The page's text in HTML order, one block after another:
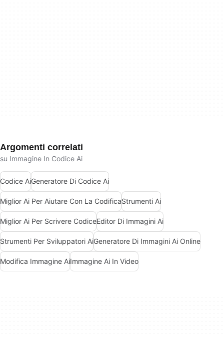
Argomenti correlati
su Immagine In Codice Ai
Codice AiGeneratore Di Codice Ai
Miglior Ai Per Aiutare Con La CodificaStrumenti Ai
Miglior Ai Per Scrivere CodiceEditor Di Immagini Ai
Strumenti Per Sviluppatori AiGeneratore Di Immagini Ai Online
Modifica Immagine AiImmagine Ai In Video